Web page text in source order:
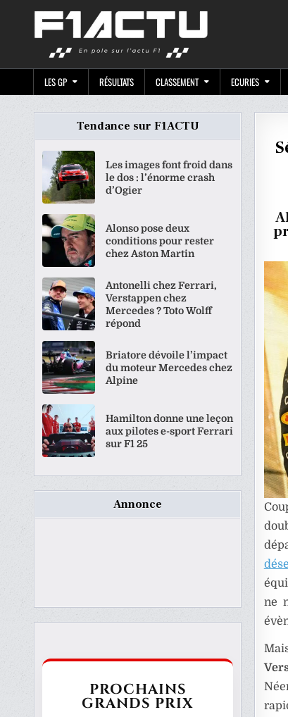
LES GP RÉSULTATS CLASSEMENT ECURIES
ne
Tendance sur F1ACTU
Les images font froid dans
le dos : l’énorme crash
d’Ogier
Alonso pose deux
conditions pour rester
chez Aston Martin
Antonelli chez Ferrari,
Verstappen chez
Mercedes ? Toto Wolff
répond
Briatore dévoile l’impact
du moteur Mercedes chez
Alpine
Hamilton donne une leçon
aux pilotes e-sport Ferrari
sur F1 25
Annonce
PROCHAINS
GRANDS PRIX